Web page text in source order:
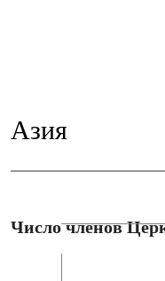
Азия
Число членов